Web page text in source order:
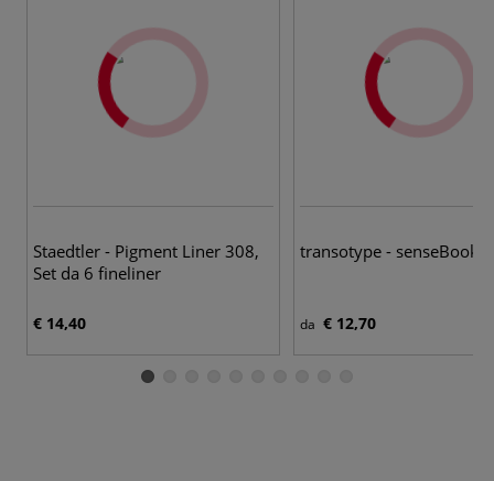
Staedtler - Pigment Liner 308,
Set da 6 fineliner
€ 14,40
transotype - senseBook
da € 12,70